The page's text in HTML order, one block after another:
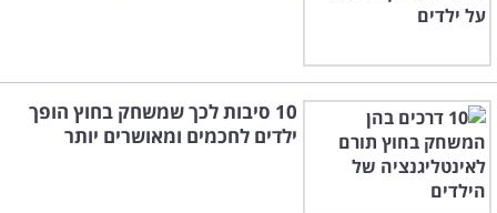
10 סיבות לכך שמשחק בחוץ הופך
ילדים לחכמים ומאושרים יותר